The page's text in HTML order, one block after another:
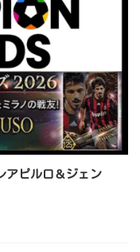
アピルロ＆ジェン